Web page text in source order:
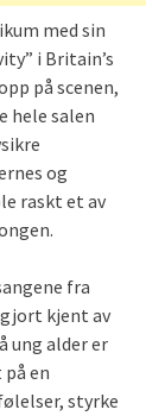
med sin
i Britain’s
på scenen,
hele salen
og
raskt et av
fra
kjent av
ung alder er
en
styrke